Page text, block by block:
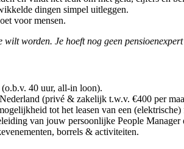
dingen simpel uitleggen.
voor mensen.
worden. Je hoeft nog geen
40 uur, all-in loon).
(privé & zakelijk t.w.v. €400 per
tot het leasen van een (elektrische)
van jouw persoonlijke People
borrels & activiteiten.